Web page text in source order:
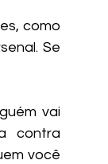
como
Se
vai
contra
você